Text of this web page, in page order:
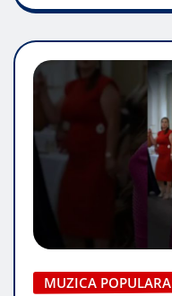
MUZICA POPULARA